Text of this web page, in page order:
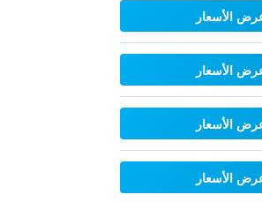
الأسعار
الأسعار
الأسعار
الأسعار